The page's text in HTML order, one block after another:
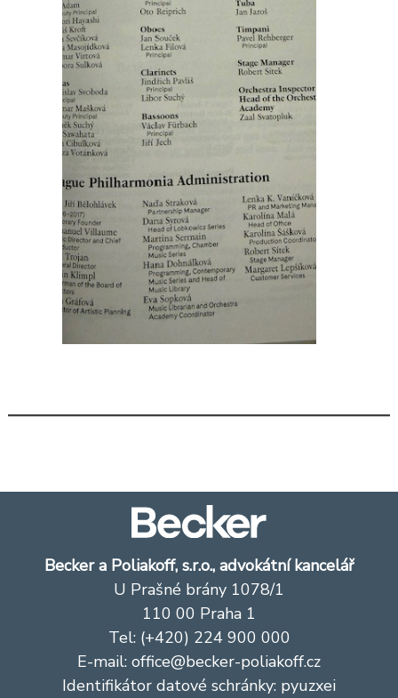
Becker a Poliakoff, s.r.o., advokátní kancelář
U Prašné brány 1078/1
110 00 Praha 1
Tel: (+420) 224 900 000
E-mail: office@becker-poliakoff.cz
Identifikátor datové schránky: pyuzxei